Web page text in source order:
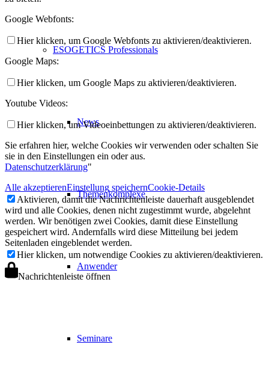
ESOGETICS Professionals
News
Themenkomplexe
Anwender
Seminare
Google Webfonts:
Hier klicken, um Google Webfonts zu aktivieren/deaktivieren.
Google Maps:
Hier klicken, um Google Maps zu aktivieren/deaktivieren.
Youtube Videos:
Hier klicken, um Videoeinbettungen zu aktivieren/deaktivieren.
Sie erfahren hier, welche Cookies wir verwenden oder schalten Sie
sie in den Einstellungen ein oder aus.
Datenschutzerklärung"
Alle akzeptierenEinstellung speichernCookie-Details
Aktivieren, damit die Nachrichtenleiste dauerhaft ausgeblendet
wird und alle Cookies, denen nicht zugestimmt wurde, abgelehnt
werden. Wir benötigen zwei Cookies, damit diese Einstellung
gespeichert wird. Andernfalls wird diese Mitteilung bei jedem
Seitenladen eingeblendet werden.
Hier klicken, um notwendige Cookies zu aktivieren/deaktivieren.
Nachrichtenleiste öffnen